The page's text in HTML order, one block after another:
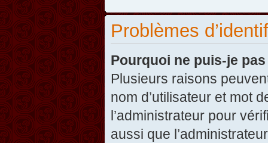
Problèmes
Pourquoi ne puis-je
Plusieurs raisons
nom d’utilisateur et mot
l’administrateur pour
aussi que